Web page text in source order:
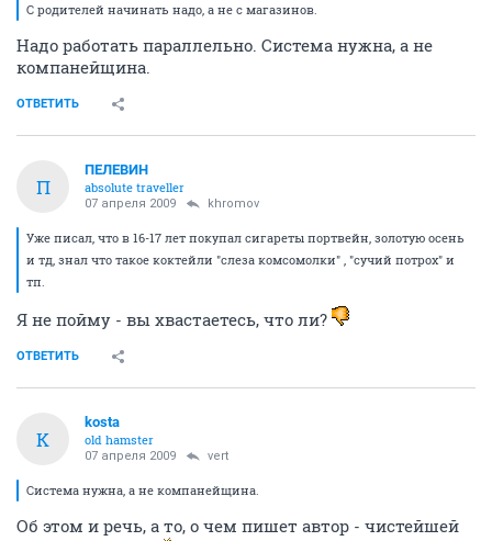
С родителей начинать надо, а не с магазинов.
Надо работать параллельно. Система нужна, а не
компанейщина.
ОТВЕТИТЬ
П
ПЕЛЕВИН
absolute traveller
07 апреля 2009 khromov
Уже писал, что в 16-17 лет покупал сигареты портвейн, золотую осень
и тд, знал что такое коктейли "слеза комсомолки" , "сучий потрох" и
тп.
Я не пойму - вы хвастаетесь, что ли?
ОТВЕТИТЬ
K
kosta
old hamster
07 апреля 2009 vert
Система нужна, а не компанейщина.
Об этом и речь, а то, о чем пишет автор - чистейшей